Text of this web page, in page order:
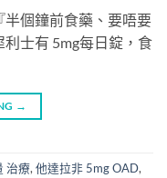
半個鐘前食藥、要唔要
士有 5mg每日錠，食
→
治療,他達拉非 5mg OAD,